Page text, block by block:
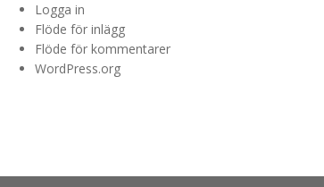
Logga in
Flöde för inlägg
Flöde för kommentarer
WordPress.org